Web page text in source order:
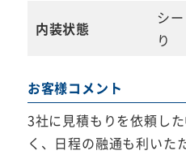
内装状態
シ
り
お客様コメント
3社に見積もりを依頼し
く、日程の融通も利いた